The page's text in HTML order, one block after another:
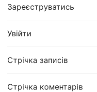
Зареєструватись
Увійти
Стрічка записів
Стрічка коментарів